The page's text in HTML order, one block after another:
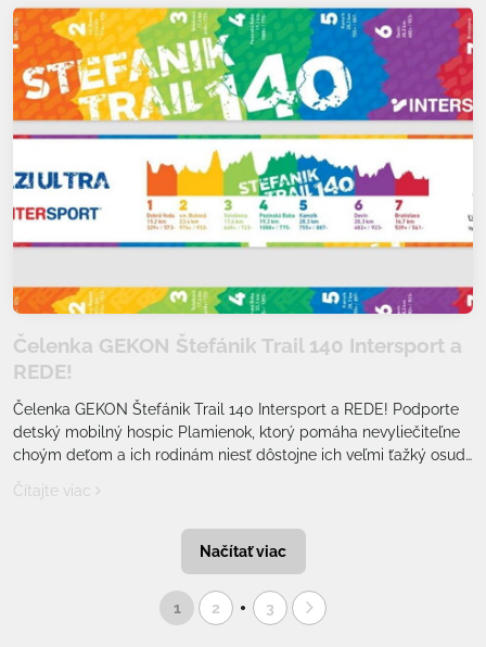
Čelenka GEKON Štefánik Trail 140 Intersport a
REDE!
Čelenka GEKON Štefánik Trail 140 Intersport a REDE! Podporte
detský mobilný hospic Plamienok, ktorý pomáha nevyliečiteľne
choým deťom a ich rodinám niesť dôstojne ich veľmi ťažký osud
bezpečne, doma.
Čítajte viac
Načítať viac
1 2 3